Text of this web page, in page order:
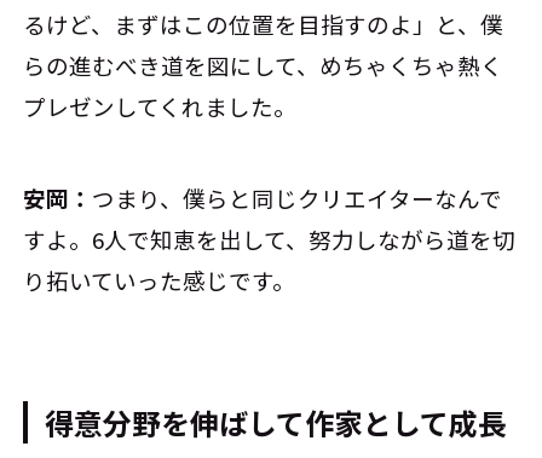
るけど、まずはこの位置を目指すのよ」と、僕
らの進むべき道を図にして、めちゃくちゃ熱く
プレゼンしてくれました。
安岡： つまり、僕らと同じクリエイターなんで
すよ。6人で知恵を出して、努力しながら道を切
り拓いていった感じです。
得意分野を伸ばして作家として成長